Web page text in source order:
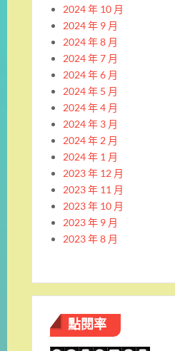
2024 年 10 月
2024 年 9 月
2024 年 8 月
2024 年 7 月
2024 年 6 月
2024 年 5 月
2024 年 4 月
2024 年 3 月
2024 年 2 月
2024 年 1 月
2023 年 12 月
2023 年 11 月
2023 年 10 月
2023 年 9 月
2023 年 8 月
點閱率